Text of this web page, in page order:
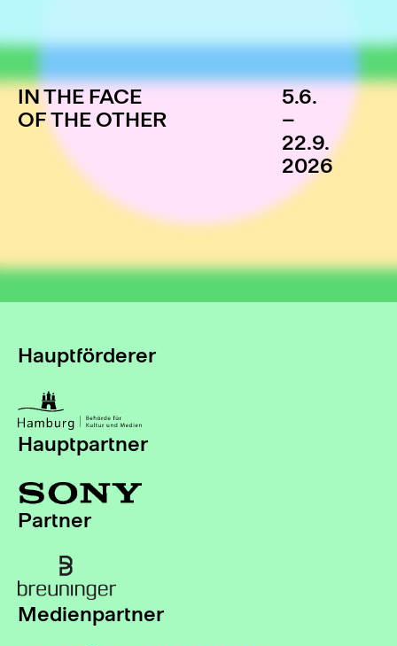
IN THE FACE
OF THE OTHER
5.6.
–
22.9.
2026
Hauptförderer
Hauptpartner
Partner
Medienpartner